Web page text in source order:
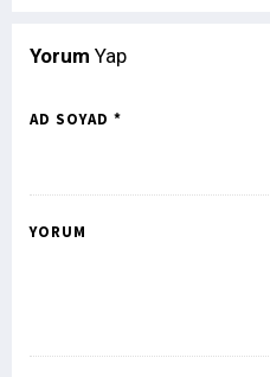
Yorum Yap
AD SOYAD *
YORUM